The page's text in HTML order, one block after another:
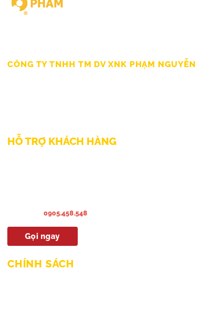
CÔNG TY TNHH TM DV XNK PHẠM NGUYỄN
HỖ TRỢ KHÁCH HÀNG
0905.458.548
Gọi ngay
CHÍNH SÁCH